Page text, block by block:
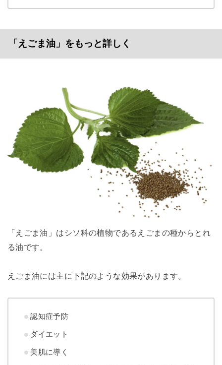
「えごま油」をもっと詳しく
「えごま油」はシソ科の植物であるえごまの種からとれ
る油です。
えごま油には主に下記のような効果があります。
認知症予防
ダイエット
美肌に導く